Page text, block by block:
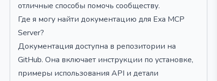
отличные способы помочь сообществу.
Где я могу найти документацию для Exa MCP
Server?
Документация доступна в репозитории на
GitHub. Она включает инструкции по установке,
примеры использования API и детали